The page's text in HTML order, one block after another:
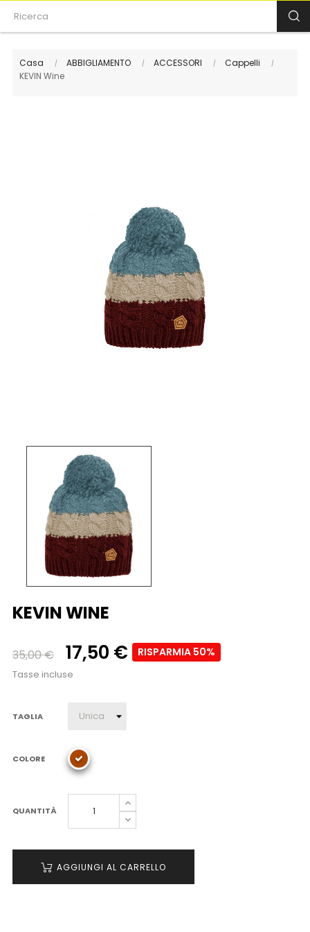
Casa ABBIGLIAMENTO ACCESSORI
Cappelli
KEVIN Wine
KEVIN WINE
35,00 € 17,50 € RISPARMIA 50%
Tasse incluse
TAGLIA
COLORE
QUANTITÀ
AGGIUNGI AL CARRELLO